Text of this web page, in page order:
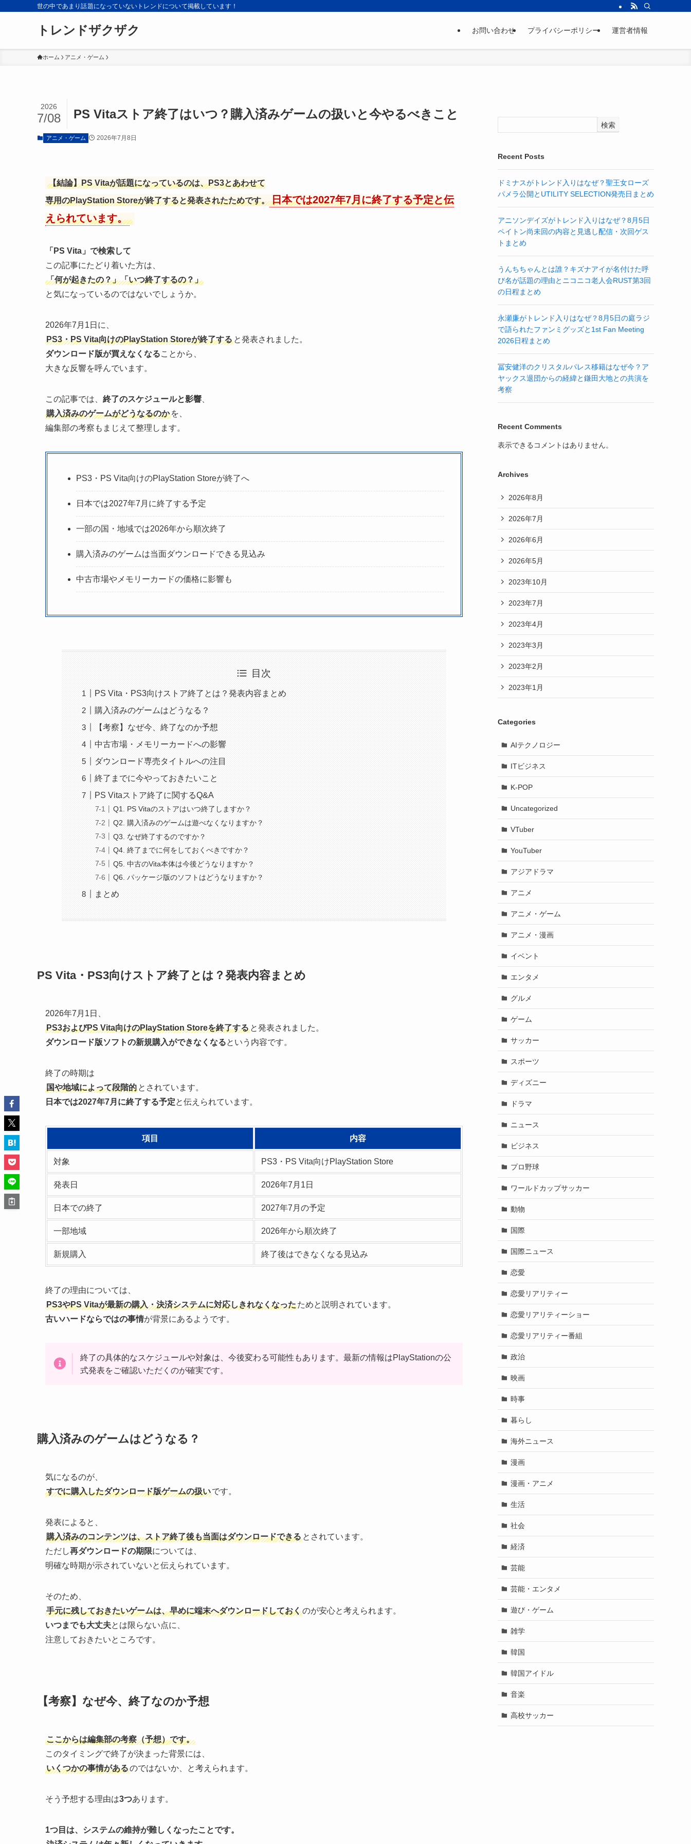
世の中であまり話題になっていないトレンドについて掲載しています！
トレンドザクザク お問い合わせ プライバシーポリシー 運営者情報
ホーム アニメ・ゲーム
PS Vitaストア終了はいつ？購入済みゲームの扱いと今やるべきこと
2026
7/08
アニメ・ゲーム 2026年7月8日
【結論】PS Vitaが話題になっているのは、PS3とあわせて
専用のPlayStation Storeが終了すると発表されたためです。 日本では2027年7月に終了する予定と伝
えられています。
「PS Vita」で検索して
この記事にたどり着いた方は、
「何が起きたの？」「いつ終了するの？」
と気になっているのではないでしょうか。
2026年7月1日に、
PS3・PS Vita向けのPlayStation Storeが終了する と発表されました。
ダウンロード版が買えなくなることから、
大きな反響を呼んでいます。
この記事では、 終了のスケジュールと影響
購入済みのゲームがどうなるのか を、
編集部の考察もまじえて整理します。
PS3・PS Vita向けのPlayStation Storeが終了へ
日本では2027年7月に終了する予定
一部の国・地域では2026年から順次終了
購入済みのゲームは当面ダウンロードできる見込み
中古市場やメモリーカードの価格に影響も
目次
PS Vita・PS3向けストア終了とは？発表内容まとめ
購入済みのゲームはどうなる？
【考察】なぜ今、終了なのか予想
中古市場・メモリーカードへの影響
ダウンロード専売タイトルへの注目
終了までに今やっておきたいこと
PS Vitaストア終了に関するQ&A
Q1. PS Vitaのストアはいつ終了しますか？
Q2. 購入済みのゲームは遊べなくなりますか？
Q3. なぜ終了するのですか？
Q4. 終了までに何をしておくべきですか？
Q5. 中古のVita本体は今後どうなりますか？
Q6. パッケージ版のソフトはどうなりますか？
まとめ
PS Vita・PS3向けストア終了とは？発表内容まとめ
2026年7月1日、
PS3およびPS Vita向けのPlayStation Storeを終了する と発表されました。
ダウンロード版ソフトの新規購入ができなくなるという内容です。
終了の時期は
国や地域によって段階的 とされています。
日本では2027年7月に終了する予定と伝えられています。
項目 内容
対象 PS3・PS Vita向けPlayStation Store
発表日 2026年7月1日
日本での終了 2027年7月の予定
一部地域 2026年から順次終了
新規購入 終了後はできなくなる見込み
終了の理由については、
PS3やPS Vitaが最新の購入・決済システムに対応しきれなくなったためと説明されています。
古いハードならではの事情が背景にあるようです。
終了の具体的なスケジュールや対象は、今後変わる可能性もあります。最新の情報はPlayStationの公
式発表をご確認いただくのが確実です。
購入済みのゲームはどうなる？
気になるのが、
すでに購入したダウンロード版ゲームの扱いです。
発表によると、
購入済みのコンテンツは、ストア終了後も当面はダウンロードできる とされています。
ただし再ダウンロードの期限については、
明確な時期が示されていないと伝えられています。
そのため、
手元に残しておきたいゲームは、早めに端末へダウンロードしておくのが安心と考えられます。
いつまでも大丈夫とは限らない点に、
注意しておきたいところです。
【考察】なぜ今、終了なのか予想
ここからは編集部の考察（予想）です。
このタイミングで終了が決まった背景には、
いくつかの事情があるのではないか、と考えられます。
そう予想する理由は3つあります。
1つ目は、システムの維持が難しくなったことです。
検索
Recent Posts
ドミナスがトレンド入りはなぜ？聖王女ローズ
パメラ公開とUTILITY SELECTION発売日まとめ
アニソンデイズがトレンド入りはなぜ？8月5日
ペイトン尚未回の内容と見逃し配信・次回ゲス
トまとめ
うんちちゃんとは誰？キズナアイが名付けた呼
び名が話題の理由とニコニコ老人会RUST第3回
の日程まとめ
永瀬廉がトレンド入りはなぜ？8月5日の庭ラジ
で語られたファンミグッズと1st Fan Meeting
2026日程まとめ
冨安健洋のクリスタルパレス移籍はなぜ今？ア
ヤックス退団からの経緯と鎌田大地との共演を
考察
Recent Comments
表示できるコメントはありません。
Archives
2026年8月
2026年7月
2026年6月
2026年5月
2023年10月
2023年7月
2023年4月
2023年3月
2023年2月
2023年1月
Categories
AIテクノロジー
ITビジネス
K-POP
Uncategorized
VTuber
YouTuber
アジアドラマ
アニメ
アニメ・ゲーム
アニメ・漫画
イベント
エンタメ
グルメ
ゲーム
サッカー
スポーツ
ディズニー
ドラマ
ニュース
ビジネス
プロ野球
ワールドカップサッカー
動物
国際
国際ニュース
恋愛
恋愛リアリティー
恋愛リアリティーショー
恋愛リアリティー番組
政治
映画
時事
暮らし
海外ニュース
漫画
漫画・アニメ
生活
社会
経済
芸能
芸能・エンタメ
遊び・ゲーム
雑学
韓国
韓国アイドル
音楽
高校サッカー